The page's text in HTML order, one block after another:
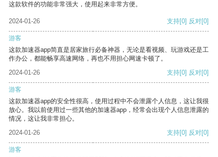
这款软件的功能非常强大，使用起来非常方便。
2024-01-26 支持[0] 反对[0]
游客
这款加速器app简直是居家旅行必备神器，无论是看视频、玩游戏还是工
作办公，都能畅享高速网络，再也不用担心网速卡顿了。
2024-01-26
支持[0] 反对[0]
游客
这款加速器app的安全性很高，使用过程中不会泄露个人信息，这让我很
放心。我以前使用过一些其他的加速器app，经常会出现个人信息泄露的
情况，这让我非常担心。
2024-01-26
支持[0] 反对[0]
游客